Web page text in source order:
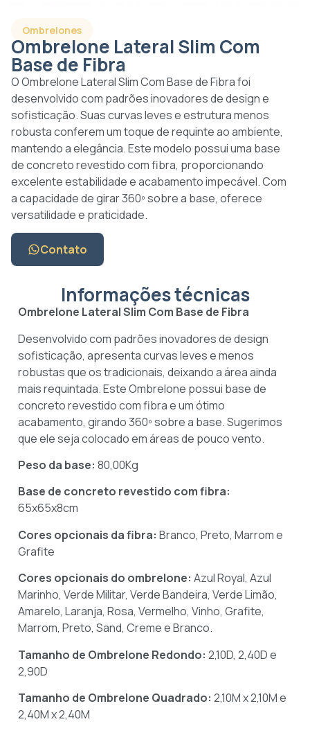
Ombrelones
Ombrelone Lateral Slim Com
Base de Fibra
O Ombrelone Lateral Slim Com Base de Fibra foi
desenvolvido com padrões inovadores de design e
sofisticação. Suas curvas leves e estrutura menos
robusta conferem um toque de requinte ao ambiente,
mantendo a elegância. Este modelo possui uma base
de concreto revestido com fibra, proporcionando
excelente estabilidade e acabamento impecável. Com
a capacidade de girar 360º sobre a base, oferece
versatilidade e praticidade.
Contato
Informações técnicas
Ombrelone Lateral Slim Com Base de Fibra
Desenvolvido com padrões inovadores de design
sofisticação, apresenta curvas leves e menos
robustas que os tradicionais, deixando a área ainda
mais requintada. Este Ombrelone possui base de
concreto revestido com fibra e um ótimo
acabamento, girando 360º sobre a base. Sugerimos
que ele seja colocado em áreas de pouco vento.
Peso da base: 80,00Kg
Base de concreto revestido com fibra:
65x65x8cm
Cores opcionais da fibra: Branco, Preto, Marrom e
Grafite
Cores opcionais do ombrelone: Azul Royal, Azul
Marinho, Verde Militar, Verde Bandeira, Verde Limão,
Amarelo, Laranja, Rosa, Vermelho, Vinho, Grafite,
Marrom, Preto, Sand, Creme e Branco.
Tamanho de Ombrelone Redondo: 2,10D, 2,40D e
2,90D
Tamanho de Ombrelone Quadrado: 2,10M x 2,10M e
2,40M x 2,40M